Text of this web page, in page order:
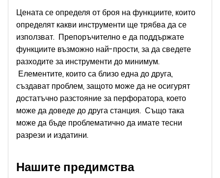
Цената се определя от броя на функциите, които
определят какви инструменти ще трябва да се
използват. Препоръчително е да поддържате
функциите възможно най-прости, за да сведете
разходите за инструменти до минимум.
Елементите, които са близо една до друга,
създават проблем, защото може да не осигурят
достатъчно разстояние за перфоратора, което
може да доведе до друга станция. Също така
може да бъде проблематично да имате тесни
разрези и издатини.
Нашите предимства